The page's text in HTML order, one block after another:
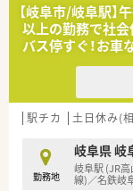
＼＼こんな
■当法人は、
予防から3次
■地域の皆
医療技術と
■研修制度も
【岐阜市/岐阜駅】
以上の勤務で社
バス停すぐ！お車
駅チカ 土日休み(
勤務地
岐阜県 岐
岐阜駅 (JR
線)／名鉄岐